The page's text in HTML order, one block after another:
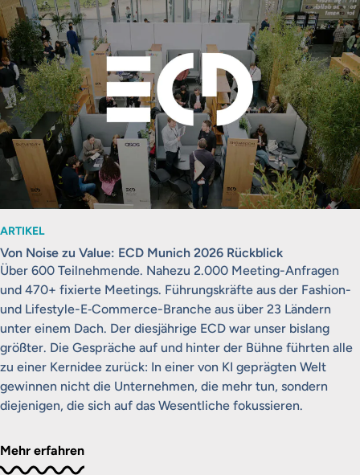
ARTIKEL
Von Noise zu Value: ECD Munich 2026 Rückblick
Über 600 Teilnehmende. Nahezu 2.000 Meeting-Anfragen
und 470+ fixierte Meetings. Führungskräfte aus der Fashion-
und Lifestyle-E‑Commerce-Branche aus über 23 Ländern
unter einem Dach. Der diesjährige ECD war unser bislang
größter. Die Gespräche auf und hinter der Bühne führten alle
zu einer Kernidee zurück: In einer von KI geprägten Welt
gewinnen nicht die Unternehmen, die mehr tun, sondern
diejenigen, die sich auf das Wesentliche fokussieren.
Mehr erfahren